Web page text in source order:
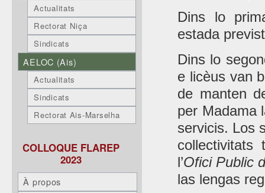
Dins lo
estada
Dins lo
e licèus van
de manten
per Madama
servicis. Los
collectivitats
l’Ofici Public
las lengas
Actualitats
Rectorat Niça
Sindicats
AELOC (Ais)
Actualitats
Sindicats
Rectorat Ais-Marselha
COLLOQUE FLAREP
2023
À propos